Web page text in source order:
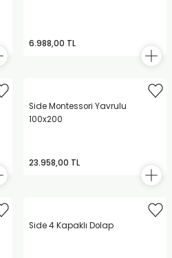
6.988,00 TL
Side Montessori Yavrulu
100x200
23.958,00 TL
Side 4 Kapaklı Dolap